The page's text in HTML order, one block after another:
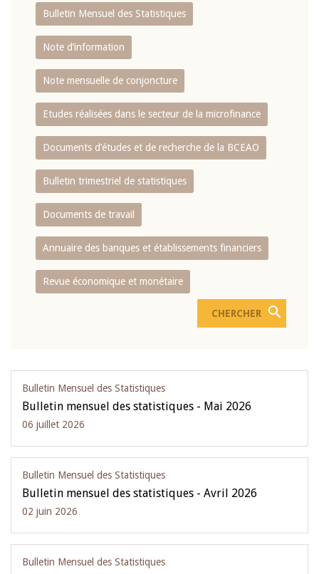
Bulletin Mensuel des Statistiques
Note d’information
Note mensuelle de conjoncture
Etudes réalisées dans le secteur de la microfinance
Documents d’études et de recherche de la BCEAO
Bulletin trimestriel de statistiques
Documents de travail
Annuaire des banques et établissements financiers
Revue économique et monétaire
Bulletin Mensuel des Statistiques
Bulletin mensuel des statistiques - Mai 2026
06 juillet 2026
Bulletin Mensuel des Statistiques
Bulletin mensuel des statistiques - Avril 2026
02 juin 2026
Bulletin Mensuel des Statistiques